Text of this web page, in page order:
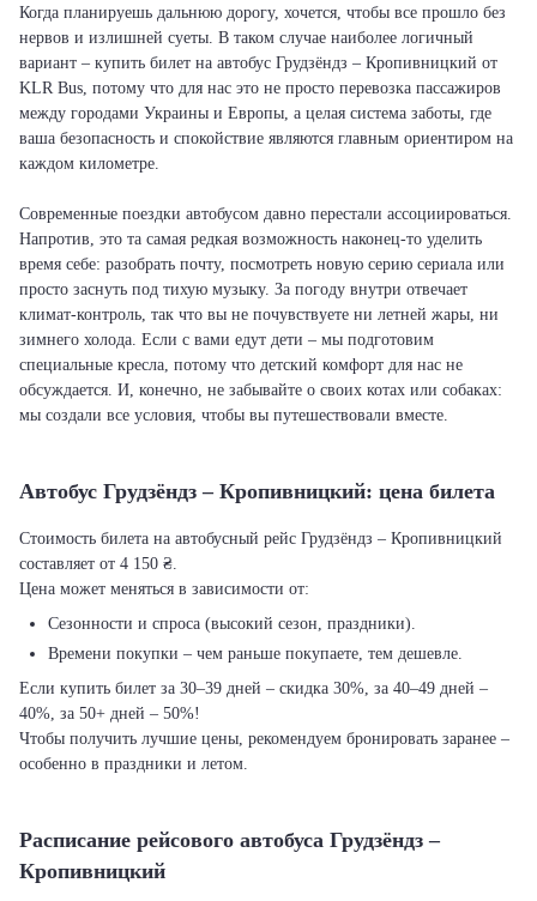
Когда планируешь дальнюю дорогу, хочется, чтобы все прошло без
нервов и излишней суеты. В таком случае наиболее логичный
вариант – купить билет на автобус Грудзёндз – Кропивницкий от
KLR Bus, потому что для нас это не просто перевозка пассажиров
между городами Украины и Европы, а целая система заботы, где
ваша безопасность и спокойствие являются главным ориентиром на
каждом километре.
Современные поездки автобусом давно перестали ассоциироваться.
Напротив, это та самая редкая возможность наконец-то уделить
время себе: разобрать почту, посмотреть новую серию сериала или
просто заснуть под тихую музыку. За погоду внутри отвечает
климат-контроль, так что вы не почувствуете ни летней жары, ни
зимнего холода. Если с вами едут дети – мы подготовим
специальные кресла, потому что детский комфорт для нас не
обсуждается. И, конечно, не забывайте о своих котах или собаках:
мы создали все условия, чтобы вы путешествовали вместе.
Автобус Грудзёндз – Кропивницкий: цена билета
Стоимость билета на автобусный рейс Грудзёндз – Кропивницкий
составляет от 4 150 ₴.
Цена может меняться в зависимости от:
Сезонности и спроса (высокий сезон, праздники).
Времени покупки – чем раньше покупаете, тем дешевле.
Если купить билет за 30–39 дней – скидка 30%, за 40–49 дней –
40%, за 50+ дней – 50%!
Чтобы получить лучшие цены, рекомендуем бронировать заранее –
особенно в праздники и летом.
Расписание рейсового автобуса Грудзёндз –
Кропивницкий